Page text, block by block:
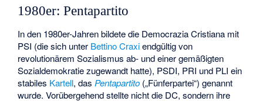
1980er: Pentapartito
In den 1980er-Jahren bildete die Democrazia Cristiana mit
PSI (die sich unter Bettino Craxiendgültig von
revolutionärem Sozialismus ab- und einer gemäßigten
Sozialdemokratie zugewandt hatte), PSDI, PRI und PLI ein
stabiles Kartell, das Pentapartito („Fünferpartei“) genannt
wurde. Vorübergehend stellte nicht die DC, sondern ihre